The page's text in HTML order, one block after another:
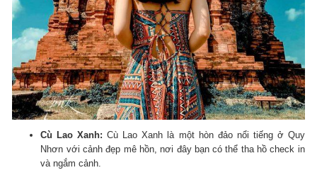
Cù Lao Xanh: Cù Lao Xanh là một hòn đảo nổi tiếng ở Quy
Nhơn với cảnh đẹp mê hồn, nơi đây bạn có thể tha hồ check in
và ngắm cảnh.